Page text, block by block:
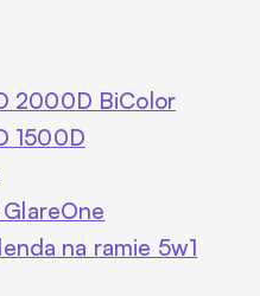
2000D BiColor
1500D
na ramie 5w1